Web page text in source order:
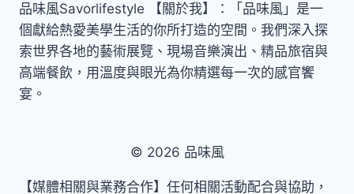
品味風Savorlifestyle 【關於我】：「品味風」是一
個獻給熱愛美學生活的你所打造的空間。我們深入探
索世界各地的藝術展覽、現場音樂演出、精品旅宿與
高端餐飲，用溫度與眼光為你精選每一次的感官饗
宴。
© 2026 品味風
【媒體相關與業務合作】任何相關活動配合與協助，